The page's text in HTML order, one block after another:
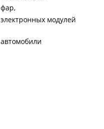
фар
электронных модулей
автомобили